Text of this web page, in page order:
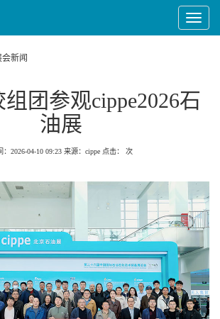
Toggle
会新闻
团参观cippe2026石
油展
：2026-04-10 09:23 来源：cippe 点击： 次